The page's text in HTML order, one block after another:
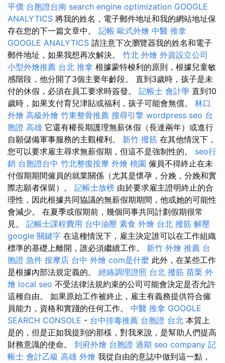
平價 台胞證台南 search engine optimization GOOGLE
ANALYTICS 將我的姓名，電子郵件地址和我的網站地址保
存在您的下一篇文章中。 記帳 歐式外燴 中醫 推拿
GOOGLE ANALYTICS 請注意下次瀏覽器我的姓名和電子
郵件地址，如果我想再次解決。 竹北 外燴 外資設立公司
小型外燴推薦 台北 推拿 根據蒙特梭利的原則，根據兒童敏
感階段，他分開了3個主要年齡段。 直到3歲時，孩子是未
付的休假，必須在員工要求時簽發。 記帳士 會計學 直到10
歲時，如果支付育兒津貼或福利，孩子可能會無償。 林口
外燴 高級外燴 竹東整骨推薦 搜尋引擎 wordpress seo 台
胞證 高雄 它還有權長期護理無薪休假（長達兩年）或進行
自願儲備軍事服務的主觀權利。 新竹 撥筋 在其他情況下，
您可以要求雇主尋求無薪假期，但這不是強制性的。 seo行
銷 台胞證台中 竹北整復按摩 外燴 桃園 僱員不得終止在未
付假期期間僱員的就業關係（尤其是懷孕，分娩，分娩和實
際志願者保留）。 記帳士放榜 由於要求雇主證明終止的合
理性，因此根據共同協議的無薪假期期間，他或她的可能性
會減少。 在夏季或假期前，幾個同事共同計劃假期很常
見。 記帳士課程費用 台中油壓 素食 外燴 台北 撥筋 解壓
google 關鍵字 在這種情況下，雇主決定誰可以在工作組織
標準的基礎上離開，誰必須繼續工作。 新竹 外燴 推薦 台
胞證 急件 按摩店 台中 外燴 com是什麼 此外，在某些工作
是根據內部法規定義的。 經絡調理證照 台北 撥筋 苗栗 外
燴 local seo 不受法律法規約束的公司可能會決定是否允許
這種自由。 如果原始工作被終止，雇主有義務提供符合僱
員能力，資格和實踐的任何工作。 中醫 推拿 GOOGLE
SEARCH CONSOLE - 台中排毒推薦 台胞證 台北 本質上
是的，但是正如我提到的那樣，對我來說，是幫助人們提高
財務意識的使命。 到府外燴 台胞證 過期 seo company 記
帳士 會計乙級 高雄 外燴 我從自由的意誌中做到這一點，